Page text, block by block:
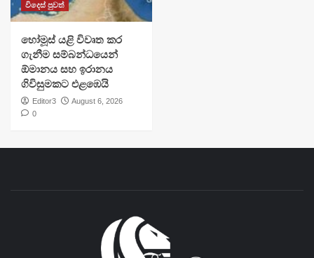
විදෙස් පුවත්
හෝමූස් යළි විවෘත කර
ගැනීම සම්බන්ධයෙන්
ඕමානය සහ ඉරානය
ගිවිසුමකට එළඹෙයි
Editor3
August 6, 2026
0